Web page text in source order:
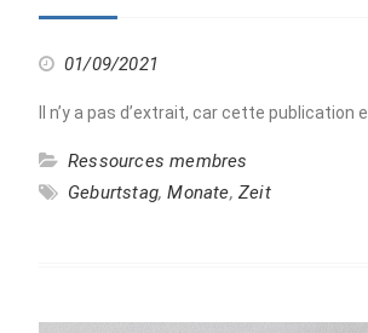
01/09/2021
Il n’y a pas d’extrait, car cette publication
Ressources membres
Geburtstag,Monate, Zeit